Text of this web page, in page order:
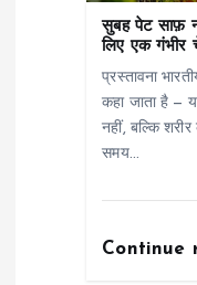
सुबह पेट साफ़
लिए एक गंभीर
प्रस्तावना
कहा जाता है —
नहीं, बल्कि
समय…
Continue